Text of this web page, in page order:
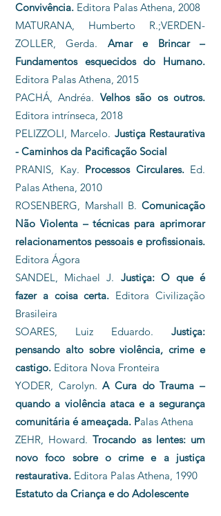
Convivência. Editora Palas Athena, 2008
MATURANA, Humberto R.;VERDEN-
ZOLLER, Gerda. Amar e Brincar –
Fundamentos esquecidos do Humano.
Editora Palas Athena, 2015
PACHÁ, Andréa. Velhos são os outros.
Editora intrínseca, 2018
PELIZZOLI, Marcelo. Justiça Restaurativa
- Caminhos da Pacificação Social
PRANIS, Kay. Processos Circulares.Ed.
Palas Athena, 2010
ROSENBERG, Marshall B. Comunicação
Não Violenta – técnicas para aprimorar
relacionamentos pessoais e profissionais.
Editora Ágora
SANDEL, Michael J. Justiça: O que é
fazer a coisa certa. Editora Civilização
Brasileira
SOARES, Luiz Eduardo. Justiça:
pensando alto sobre violência, crime e
castigo. Editora Nova Fronteira
YODER, Carolyn.A Cura do Trauma –
quando a violência ataca e a segurança
comunitária é ameaçada. Palas Athena
ZEHR, Howard. Trocando as lentes: um
novo foco sobre o crime e a justiça
restaurativa. Editora Palas Athena, 1990
Estatuto da Criança e do Adolescente